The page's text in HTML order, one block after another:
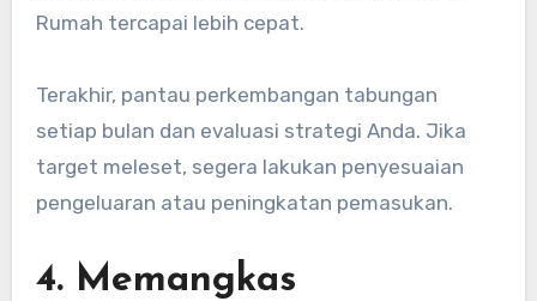
Rumah tercapai lebih cepat.
Terakhir, pantau perkembangan tabungan
setiap bulan dan evaluasi strategi Anda. Jika
target meleset, segera lakukan penyesuaian
pengeluaran atau peningkatan pemasukan.
4. Memangkas